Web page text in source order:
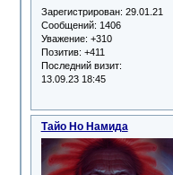
Зарегистрирован: 29.01.21
Сообщений: 1406
Уважение: +310
Позитив: +411
Последний визит:
13.09.23 18:45
Тайо Но Намида